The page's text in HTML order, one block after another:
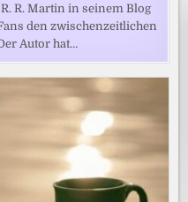
R. Martin in seinem Blog
den zwischenzeitlichen
Autor hat…